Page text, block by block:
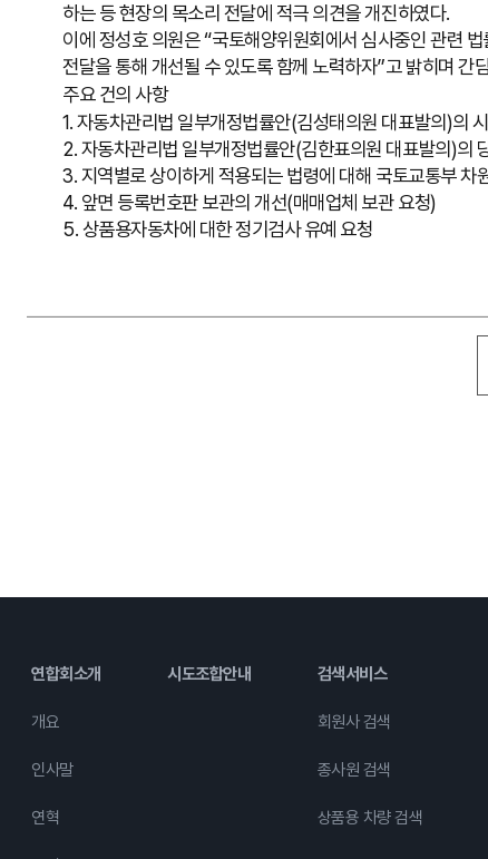
하는 등 현장의 목소리 전달에 적극 의견을 개진하였다.
이에 정성호 의원은 “국토해양위원회에서 심사중인 관련
전달을 통해 개선될 수 있도록 함께 노력하자”고 밝히며 간
주요 건의 사항
1. 자동차관리법 일부개정법률안(김성태의원 대표발의)의
2. 자동차관리법 일부개정법률안(김한표의원 대표발의)의
3. 지역별로 상이하게 적용되는 법령에 대해 국토교통부 차
4. 앞면 등록번호판 보관의 개선(매매업체 보관 요청)
5. 상품용자동차에 대한 정기검사 유예 요청
연합회소개
개요
인사말
연혁
시도조합안내 검색서비스
회원사 검색
종사원 검색
상품용 차량 검색